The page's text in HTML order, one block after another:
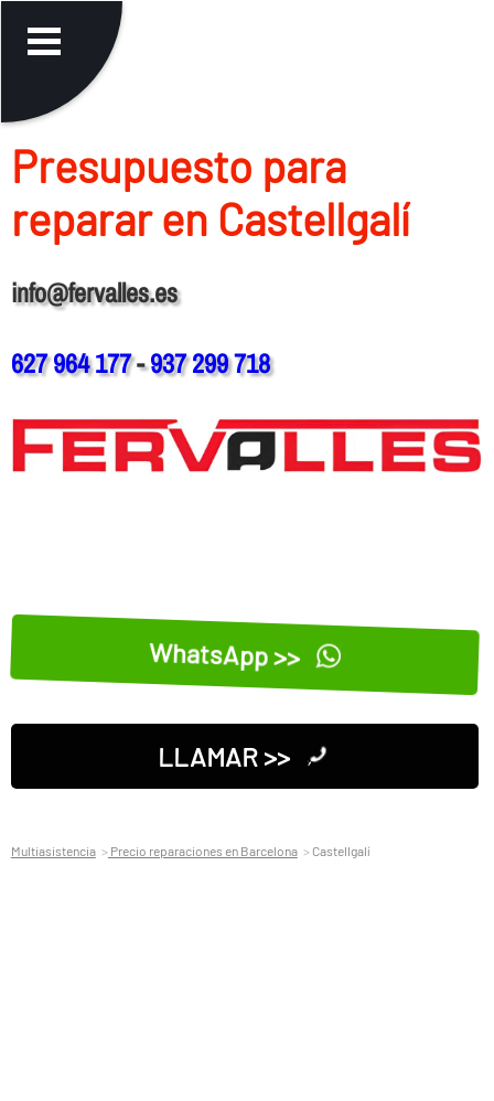
Presupuesto para
reparar en Castellgalí
info@fervalles.es
627 964 177-937 299 718
WhatsApp >>
LLAMAR >>
Multiasistencia Precio reparaciones en Barcelona Castellgalí